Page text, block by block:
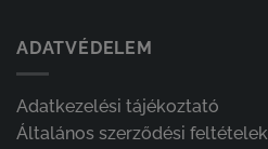
ADATVÉDELEM
Adatkezelési tájékoztató
Általános szerződési feltételek